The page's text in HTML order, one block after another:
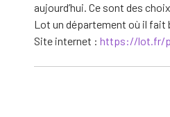
aujourd’hui. Ce sont des
Lot un département où il fait
Site internet : https://lot.fr/